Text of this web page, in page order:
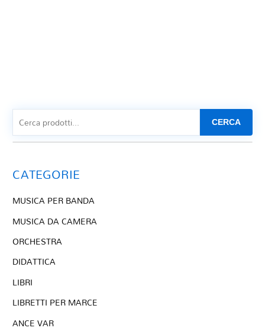
CERCA
CATEGORIE
MUSICA PER BANDA
MUSICA DA CAMERA
ORCHESTRA
DIDATTICA
LIBRI
LIBRETTI PER MARCE
ANCE VAR